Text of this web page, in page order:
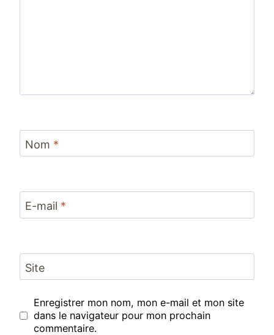
Nom *
E-mail *
Site
Enregistrer mon nom, mon e-mail et mon site
dans le navigateur pour mon prochain
commentaire.